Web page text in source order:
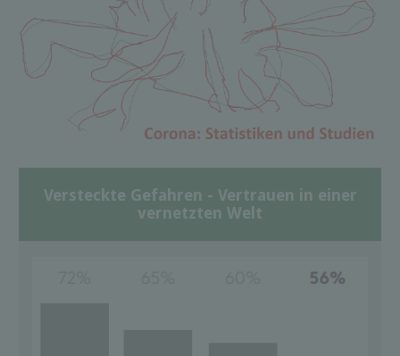
Versteckte Gefahren - Vertrauen in einer
vernetzten Welt